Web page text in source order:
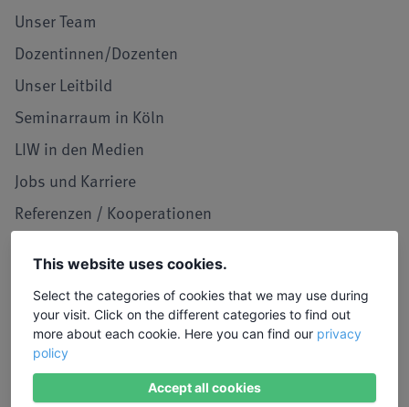
Unser Team
Dozentinnen/Dozenten
Unser Leitbild
Seminarraum in Köln
LIW in den Medien
Jobs und Karriere
Referenzen / Kooperationen
Service
Kontakt, Lob und Kritik
Stimmen von Teilnehmenden
Anmeldung
Seminar-Benachrichtigung
This website uses cookies.
Select the categories of cookies that we may use during
your visit. Click on the different categories to find out
more about each cookie. Here you can find our privacy
policy
Accept all cookies